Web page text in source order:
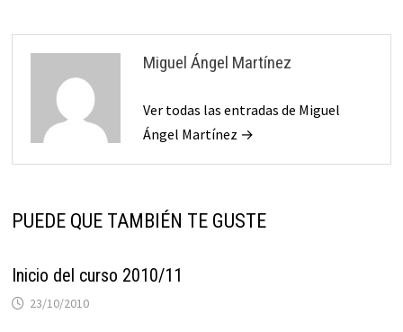
Miguel Ángel Martínez
Ver todas las entradas de Miguel
Ángel Martínez →
PUEDE QUE TAMBIÉN TE GUSTE
Inicio del curso 2010/11
23/10/2010